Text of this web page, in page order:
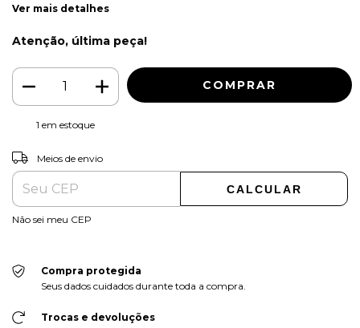
Ver mais detalhes
Atenção, última peça!
1 em estoque
Entregas para o CEP:
Meios de envio
CALCULAR
Não sei meu CEP
Compra protegida
Seus dados cuidados durante toda a compra.
Trocas e devoluções